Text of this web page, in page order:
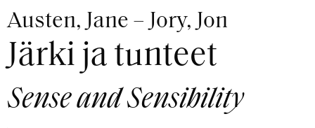
Austen, Jane – Jory, Jon
Järki ja tunteet
Sense and Sensibility